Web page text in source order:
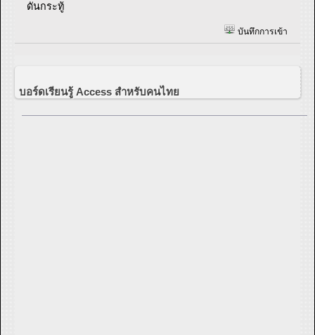
ดันกระทู้
บันทึกการเข้า
บอร์ดเรียนรู้ Access สำหรับคนไทย